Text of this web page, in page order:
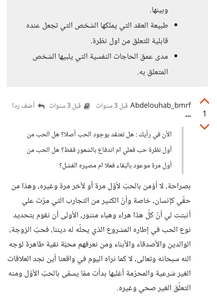
وبينها.
طبيعة العقد التي يملكها الشخص التي تجعل عنده
قابلية للتعلق من اول نظرة.
مدى عمق الحاجات النفسية التي يلبيها الشخص
المتعلق به.
1
Abdelouhab_bmrf قبل 3 سنوات قبل 3 سنوات أضف ردا
الأن في رأيك : هل تعتقد بوجود الحب أصلا؟ هل الحب من
أول نظرة حب فعلي ام اندفاع بالشعور فقط؟ هل الحب من
أول مرة موعود بالبقاء فعلا ام مصيره الفشل؟
بصراحة، لا أؤمن بالحبّ لأوّل مرة أو لآخر مرة وغيره، وهذا من
حقّي كإنسان، خاصة وأنّ الكثير من التجارب التي مرّت علي
أثبتت لي أنّ كلّ هذا هراء وهباء منثور، الأولى أن نقوم بتحديد
نوع الحب في إطاره المشروع الذي يحلّه له ديننا، فحبّ الزوجة،
الوالدين والأصدقاء والأبناء ومن نعرفهم محبّة نقية طاهرة لوجه
الله سبحانه وتعالى، لا كما نراه اليوم في واقعنا أين نجد العلاقات
الغير شرعية والمحرّمة أغلبها بدأت ممّا يسمّى بالحبّ الأوّل ومنه
التعلّق الغير صحي وغيره.